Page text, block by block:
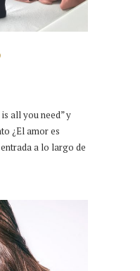
all you need” y
¿El amor es
a lo largo de